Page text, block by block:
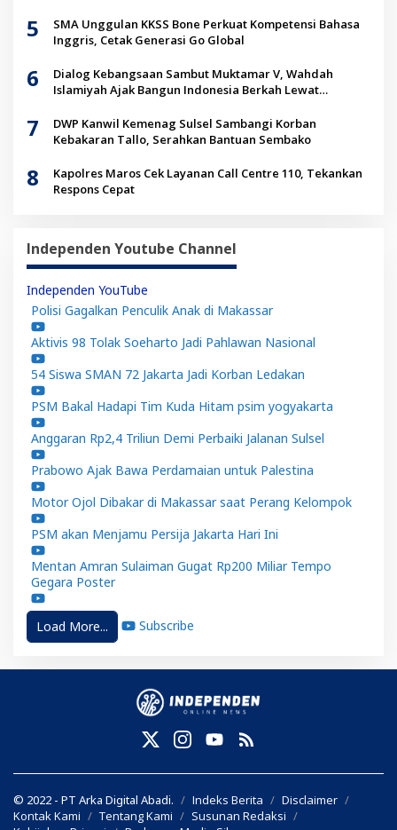
5
SMA Unggulan KKSS Bone Perkuat Kompetensi Bahasa
Inggris, Cetak Generasi Go Global
6
Dialog Kebangsaan Sambut Muktamar V, Wahdah
Islamiyah Ajak Bangun Indonesia Berkah Lewat
7
DWP Kanwil Kemenag Sulsel Sambangi Korban
Kebakaran Tallo, Serahkan Bantuan Sembako
8
Kapolres Maros Cek Layanan Call Centre 110, Tekankan
Respons Cepat
Independen Youtube Channel
Independen YouTube
Polisi Gagalkan Penculik Anak di Makassar
Aktivis 98 Tolak Soeharto Jadi Pahlawan Nasional
54 Siswa SMAN 72 Jakarta Jadi Korban Ledakan
PSM Bakal Hadapi Tim Kuda Hitam psim yogyakarta
Anggaran Rp2,4 Triliun Demi Perbaiki Jalanan Sulsel
Prabowo Ajak Bawa Perdamaian untuk Palestina
Motor Ojol Dibakar di Makassar saat Perang Kelompok
PSM akan Menjamu Persija Jakarta Hari Ini
Mentan Amran Sulaiman Gugat Rp200 Miliar Tempo
Gegara Poster
Load More... Subscribe
© 2022 - PT Arka Digital Abadi. Indeks Berita
Disclaimer
Kontak Kami
Tentang Kami
Susunan Redaksi